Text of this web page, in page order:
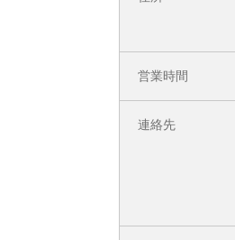
営業時間
連絡先